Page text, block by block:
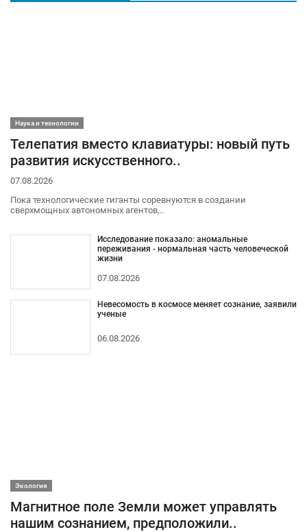
Наука и технологии
Телепатия вместо клавиатуры: новый путь
развития искусственного..
07.08.2026
Пока технологические гиганты соревнуются в создании
сверхмощных автономных агентов,..
Исследование показало: аномальные
переживания - нормальная часть человеческой
жизни
07.08.2026
Невесомость в космосе меняет сознание, заявили
ученые
06.08.2026
Экология
Магнитное поле Земли может управлять
нашим сознанием, предположили..